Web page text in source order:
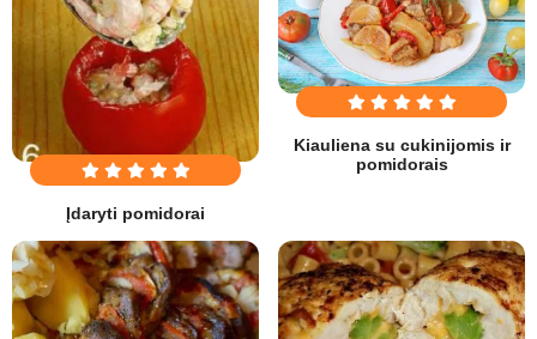
Įdaryti pomidorai
Kiauliena su cukinijomis ir
pomidorais